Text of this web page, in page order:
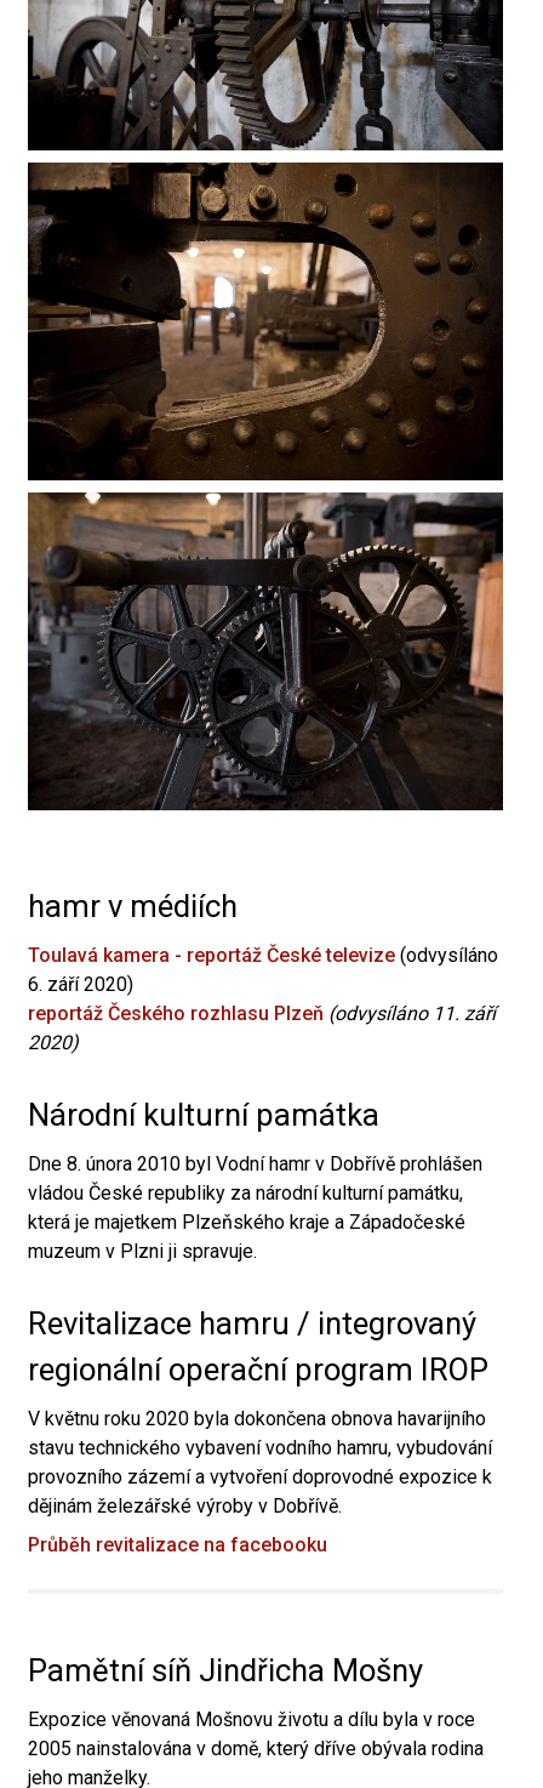
hamr v médiích
Toulavá kamera - reportáž České televize (odvysíláno
6. září 2020)
reportáž Českého rozhlasu Plzeň (odvysíláno 11. září
2020)
Národní kulturní památka
Dne 8. února 2010 byl Vodní hamr v Dobřívě prohlášen
vládou České republiky za národní kulturní památku,
která je majetkem Plzeňského kraje a Západočeské
muzeum v Plzni ji spravuje.
Revitalizace hamru / integrovaný
regionální operační program IROP
V květnu roku 2020 byla dokončena obnova havarijního
stavu technického vybavení vodního hamru, vybudování
provozního zázemí a vytvoření doprovodné expozice k
dějinám železářské výroby v Dobřívě.
Průběh revitalizace na facebooku
Pamětní síň Jindřicha Mošny
Expozice věnovaná Mošnovu životu a dílu byla v roce
2005 nainstalována v domě, který dříve obývala rodina
jeho manželky.